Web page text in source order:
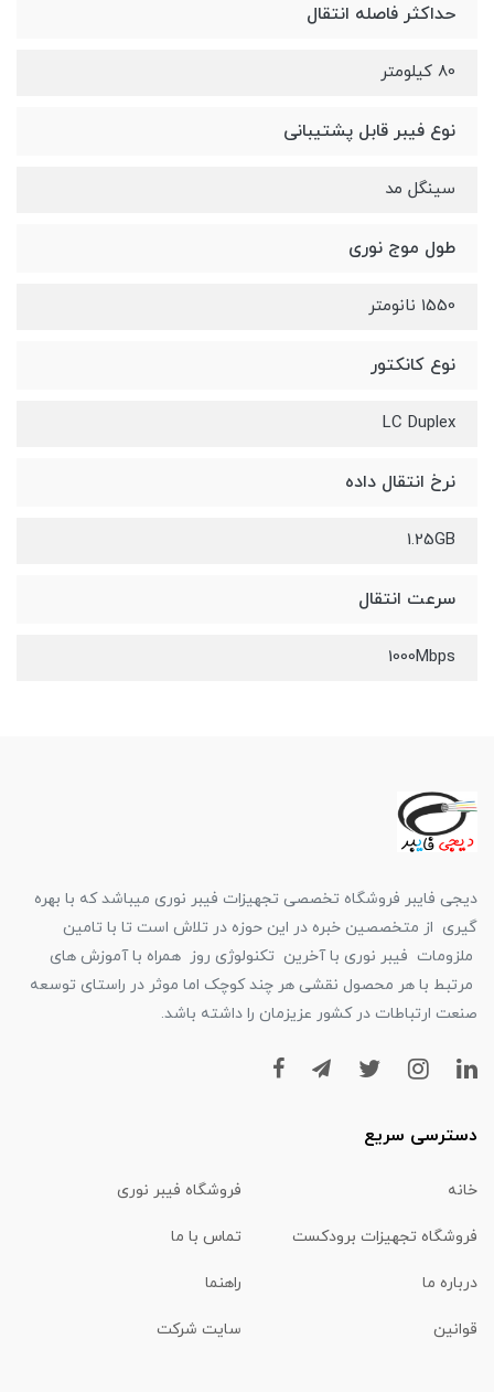
حداکثر فاصله انتقال
80 کیلومتر
نوع فیبر قابل پشتیبانی
سینگل مد
طول موج نوری
1550 نانومتر
نوع کانکتور
LC Duplex
نرخ انتقال داده
1.25GB
سرعت انتقال
1000Mbps
دیجی فایبر فروشگاه تخصصی تجهیزات فیبر نوری میباشد که با بهره
گیری از متخصصین خبره در این حوزه در تلاش است تا با تامین
ملزومات فیبر نوری با آخرین تکنولوژی روز همراه با آموزش های
مرتبط با هر محصول نقشی هر چند کوچک اما موثر در راستای توسعه
صنعت ارتباطات در کشور عزیزمان را داشته باشد.
دسترسی سریع
خانه فروشگاه فیبر نوری
فروشگاه تجهیزات برودکست تماس با ما
درباره ما راهنما
قوانین سایت شرکت